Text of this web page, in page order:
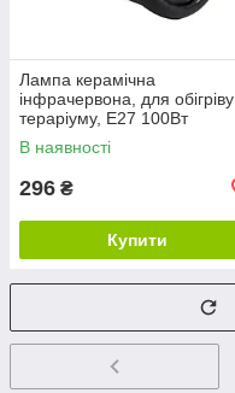
Лампа керамічна
інфрачервона, для обігріву
тераріуму, Е27 100Вт
В наявності
296 ₴
Купити